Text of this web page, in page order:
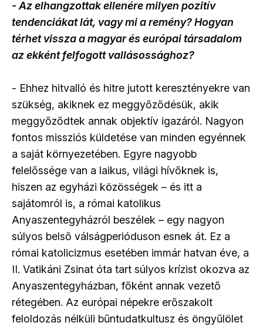
- Az elhangzottak ellenére milyen pozitív
tendenciákat lát, vagy mi a remény? Hogyan
térhet vissza a magyar és európai társadalom
az ekként felfogott vallásossághoz?
- Ehhez hitvalló és hitre jutott keresztényekre van
szükség, akiknek ez meggyőződésük, akik
meggyőződtek annak objektív igazáról. Nagyon
fontos missziós küldetése van minden egyénnek
a saját környezetében. Egyre nagyobb
felelőssége van a laikus, világi hívőknek is,
hiszen az egyházi közösségek – és itt a
sajátomról is, a római katolikus
Anyaszentegyházról beszélek – egy nagyon
súlyos belső válságperióduson esnek át. Ez a
római katolicizmus esetében immár hatvan éve, a
II. Vatikáni Zsinat óta tart súlyos krízist okozva az
Anyaszentegyházban, főként annak vezető
rétegében. Az európai népekre erőszakolt
feloldozás nélküli bűntudatkultusz és öngyűlölet